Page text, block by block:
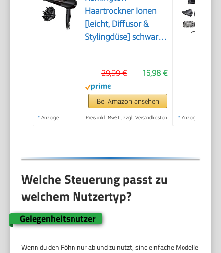
Haartrockner Ionen
[leicht, Diffusor &
Stylingdüse] schwarz
Styling &
gleichmäßige
Wärmeverteilung, 3
Heiz- & 2 separate
16,98 €
29,99 €
Bei Amazon ansehen
* Anzeige Preis inkl. MwSt., zzgl. Versandkosten * Anzeige
Welche Steuerung passt zu
welchem Nutzertyp?
Gelegenheitsnutzer
Wenn du den Föhn nur ab und zu nutzt, sind einfache Modelle